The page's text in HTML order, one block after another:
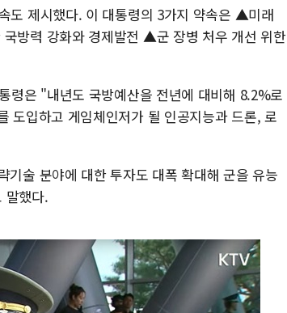
도 제시했다. 이 대통령의 3가지 약속은 ▲미래
방력 강화와 경제발전 ▲군 장병 처우 개선 위한
령은 "내년도 국방예산을 전년에 대비해 8.2%로
도입하고 게임체인저가 될 인공지능과 드론, 로
술 분야에 대한 투자도 대폭 확대해 군을 유능
말했다.